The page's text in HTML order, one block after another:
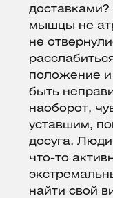
мышцы не
не
положение
быть
наоборот,
уставшим,
досуга.
что-то
найти свой